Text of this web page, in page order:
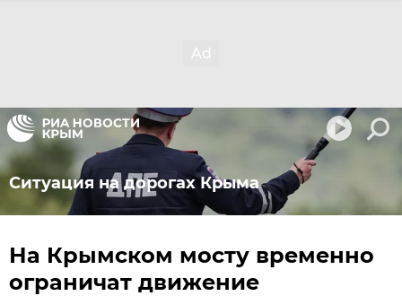
Ситуация на дорогах Крыма
На Крымском мосту временно
ограничат движение